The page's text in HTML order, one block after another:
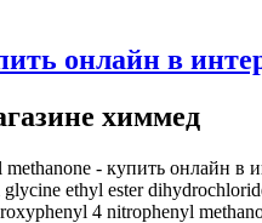
онлайн в
химмед
- купить онлайн в
ethyl ester
4 nitrophenyl